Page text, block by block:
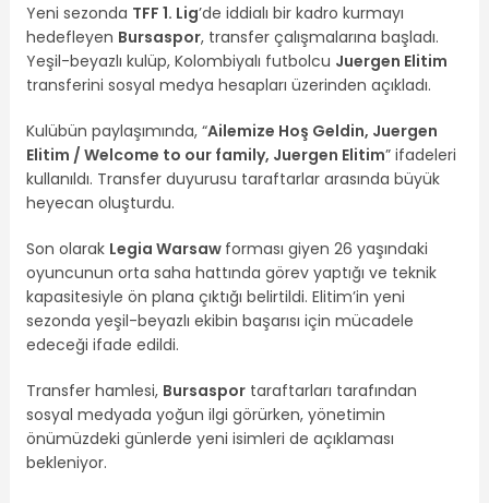
Yeni sezonda TFF 1. Lig’de iddialı bir kadro kurmayı
hedefleyen Bursaspor, transfer çalışmalarına başladı.
Yeşil-beyazlı kulüp, Kolombiyalı futbolcu Juergen Elitim
transferini sosyal medya hesapları üzerinden açıkladı.
Kulübün paylaşımında, “Ailemize Hoş Geldin, Juergen
Elitim / Welcome to our family, Juergen Elitim” ifadeleri
kullanıldı. Transfer duyurusu taraftarlar arasında büyük
heyecan oluşturdu.
Son olarak Legia Warsaw forması giyen 26 yaşındaki
oyuncunun orta saha hattında görev yaptığı ve teknik
kapasitesiyle ön plana çıktığı belirtildi. Elitim’in yeni
sezonda yeşil-beyazlı ekibin başarısı için mücadele
edeceği ifade edildi.
Transfer hamlesi, Bursasportaraftarları tarafından
sosyal medyada yoğun ilgi görürken, yönetimin
önümüzdeki günlerde yeni isimleri de açıklaması
bekleniyor.